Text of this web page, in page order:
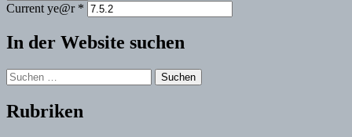
Current ye@r *
In der Website suchen
Suchen
nach:
Rubriken